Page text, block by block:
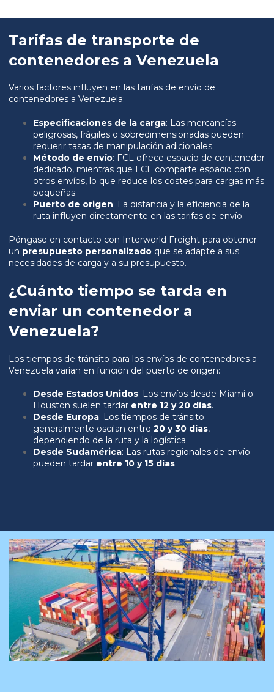
Tarifas de transporte de
contenedores a Venezuela
Varios factores influyen en las tarifas de envío de
contenedores a Venezuela:
Especificaciones de la carga: Las mercancías
peligrosas, frágiles o sobredimensionadas pueden
requerir tasas de manipulación adicionales.
Método de envío: FCL ofrece espacio de contenedor
dedicado, mientras que LCL comparte espacio con
otros envíos, lo que reduce los costes para cargas más
pequeñas.
Puerto de origen: La distancia y la eficiencia de la
ruta influyen directamente en las tarifas de envío.
Póngase en contacto con Interworld Freight para obtener
un presupuesto personalizado que se adapte a sus
necesidades de carga y a su presupuesto.
¿Cuánto tiempo se tarda en
enviar un contenedor a
Venezuela?
Los tiempos de tránsito para los envíos de contenedores a
Venezuela varían en función del puerto de origen:
Desde Estados Unidos: Los envíos desde Miami o
Houston suelen tardar entre 12 y 20 días.
Desde Europa: Los tiempos de tránsito
generalmente oscilan entre 20 y 30 días,
dependiendo de la ruta y la logística.
Desde Sudamérica: Las rutas regionales de envío
pueden tardar entre 10 y 15 días.